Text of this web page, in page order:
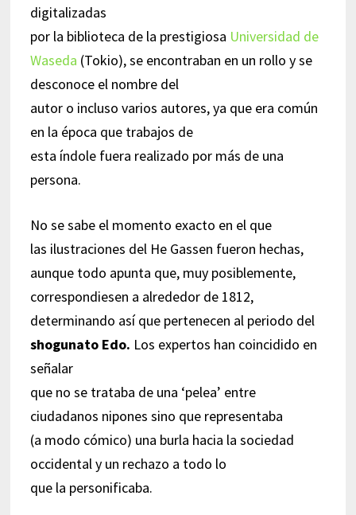
digitalizadas
por la biblioteca de la prestigiosa Universidad de
Waseda (Tokio), se encontraban en un rollo y se
desconoce el nombre del
autor o incluso varios autores, ya que era común
en la época que trabajos de
esta índole fuera realizado por más de una
persona.
No se sabe el momento exacto en el que
las ilustraciones del He Gassen fueron hechas,
aunque todo apunta que, muy posiblemente,
correspondiesen a alrededor de 1812,
determinando así que pertenecen al periodo del
shogunato Edo. Los expertos han coincidido en
señalar
que no se trataba de una ‘pelea’ entre
ciudadanos nipones sino que representaba
(a modo cómico) una burla hacia la sociedad
occidental y un rechazo a todo lo
que la personificaba.